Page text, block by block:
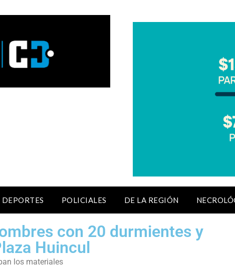
POLICIALES DE LA REGIÓN
con 20 durmientes y
Huincul
los materiales